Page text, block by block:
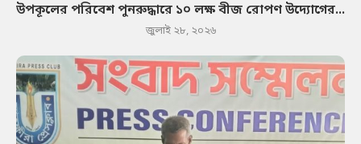
উপকূলের পরিবেশ পুনরুদ্ধারে ১০ লক্ষ বীজ রোপণ উদ্যোগের...
জুলাই ২৮, ২০২৬